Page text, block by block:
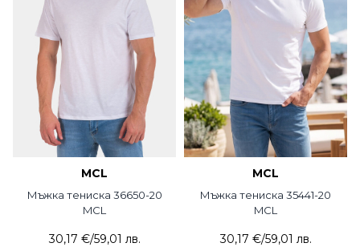
MCL
Мъжка тениска 36650-20
MCL
30,17 €/59,01 лв.
MCL
Мъжка тениска 35441-20
MCL
30,17 €/59,01 лв.